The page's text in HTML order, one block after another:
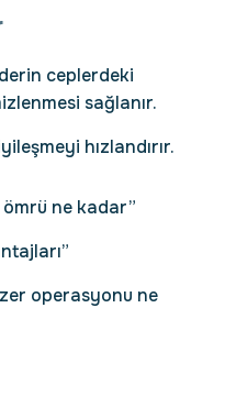
ceplerdeki
sağlanır.
hızlandırır.
ne kadar”
operasyonu ne